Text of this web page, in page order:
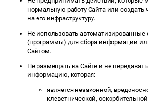
нормальную работу Сайта или создать
на его инфраструктуру.
Не использовать автоматизированные
(программы) для сбора информации
Сайтом.
Не размещать на Сайте и не
информацию, которая:
является незаконной,
клеветнической, оскорбительной;